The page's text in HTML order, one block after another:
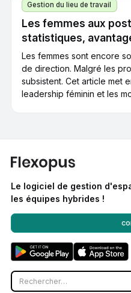
Gestion du lieu de travail
Les femmes aux
statistiques,
Les femmes sont encore
de direction. Malgré les
subsistent. Cet article met
leadership féminin et les
Le logiciel de gestion
les équipes hybrides !